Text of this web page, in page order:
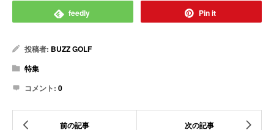
feedly Pin it
投稿者: BUZZ GOLF
特集
コメント: 0